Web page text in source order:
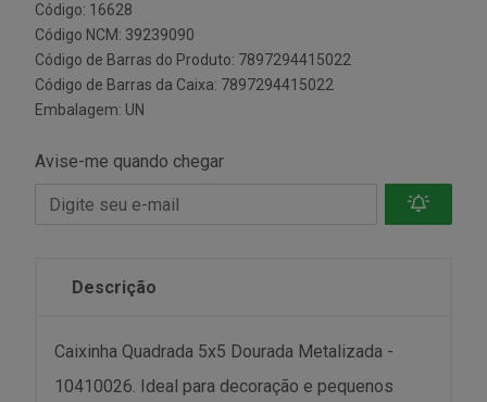
Código: 16628
Código NCM: 39239090
Código de Barras do Produto: 7897294415022
Código de Barras da Caixa: 7897294415022
Embalagem: UN
Avise-me quando chegar
Descrição
Caixinha Quadrada 5x5 Dourada Metalizada -
10410026. Ideal para decoração e pequenos